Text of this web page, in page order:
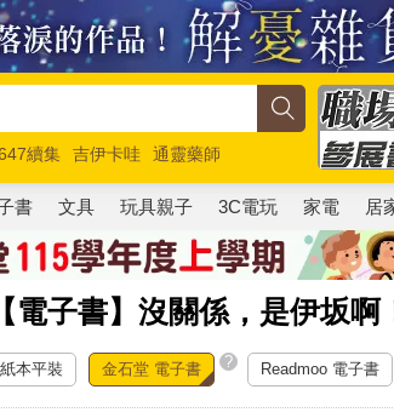
續集 吉伊卡哇
通靈藥師
動員5 超慢跑
書 文具 玩具親子 3C電玩 家電 居
【電子書】沒關係，是伊坂啊
紙本平裝 金石堂 電子書 ? Readmoo 電子書